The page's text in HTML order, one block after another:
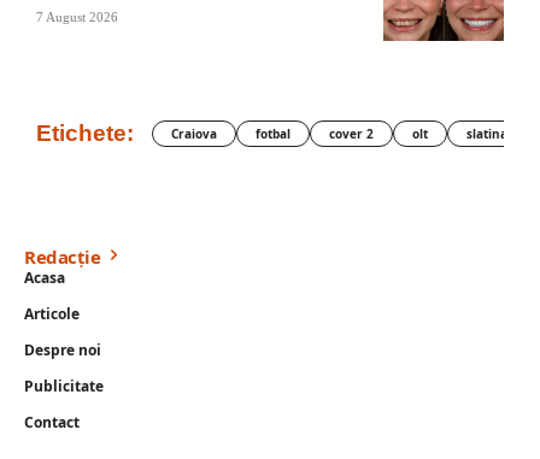
7 August 2026
Etichete: Craiova fotbal cover 2 olt slatina
Redacție
Acasa
Articole
Despre noi
Publicitate
Contact